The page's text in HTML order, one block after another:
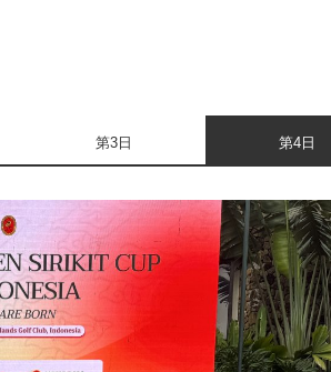
第3日 第4日